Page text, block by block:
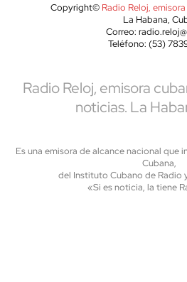
Copyright© Radio Reloj,
La Habana,
Correo:
Teléfono: (53)
Radio Reloj, emisora
noticias. La
Es una emisora de alcance nacional que
Cubana,
del Instituto Cubano de Radio
«Si es noticia, la tiene